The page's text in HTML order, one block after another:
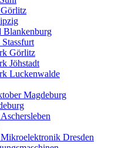
Blankenburg
Görlitz
Jöhstadt
Luckenwalde
Magdeburg
Dresden